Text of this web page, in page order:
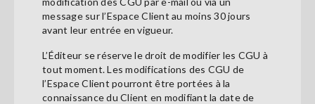
message sur l’Espace Client au moins 30 jours
avant leur entrée en vigueur.
L’Éditeur se réserve le droit de modifier les CGU à
tout moment. Les modifications des CGU de
l’Espace Client pourront être portées à la
connaissance du Client en modifiant la date de